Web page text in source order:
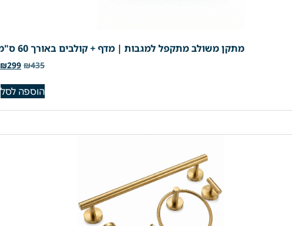
מתקן משולב מתקפל למגבות | מדף + קולבים באורך 60 ס"מ | ניתן גם להדבקה | זהב מוברש | מק"ט 201BG
₪435
₪299
הוספה לסל